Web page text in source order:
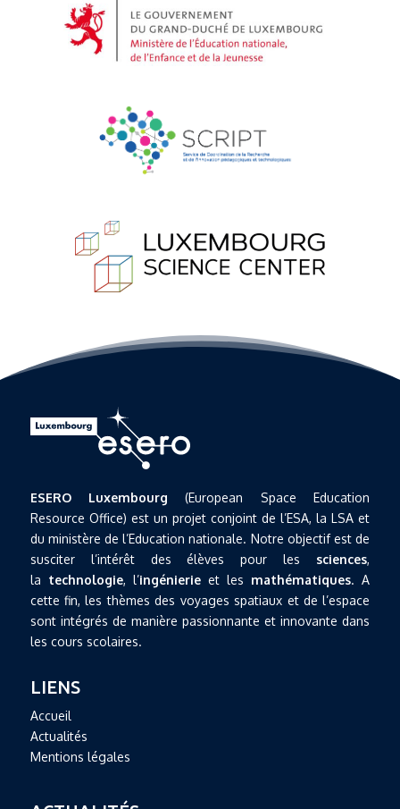
ESERO Luxembourg (European Space Education
Resource Office) est un projet conjoint de l’ESA, la LSA et
du ministère de l’Education nationale. Notre objectif est de
susciter l’intérêt des élèves pour les sciences,
la technologie, l’ingénierieet les mathématiques. A
cette fin, les thèmes des voyages spatiaux et de l’espace
sont intégrés de manière passionnante et innovante dans
les cours scolaires.
LIENS
Accueil
Actualités
Mentions légales